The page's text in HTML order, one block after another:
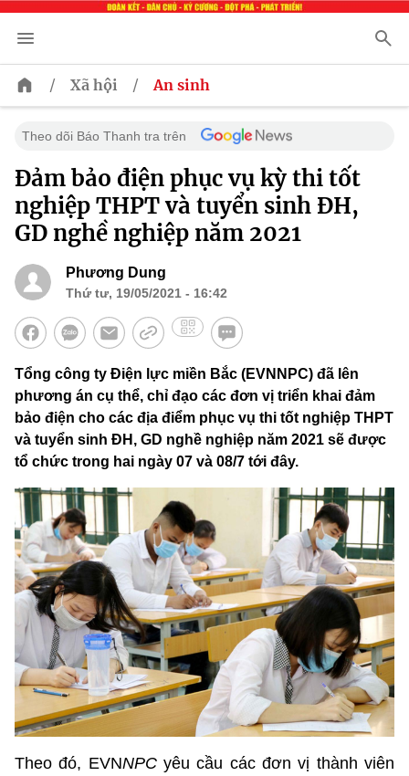
/ Xã hội / An sinh
Theo dõi Báo Thanh tra trên
Đảm bảo điện phục vụ kỳ thi tốt
nghiệp THPT và tuyển sinh ĐH,
GD nghề nghiệp năm 2021
Phương Dung
Thứ tư, 19/05/2021 - 16:42
Tổng công ty Điện lực miền Bắc (EVNNPC) đã lên
phương án cụ thể, chỉ đạo các đơn vị triển khai đảm
bảo điện cho các địa điểm phục vụ thi tốt nghiệp THPT
và tuyển sinh ĐH, GD nghề nghiệp năm 2021 sẽ được
tổ chức trong hai ngày 07 và 08/7 tới đây.
Theo đó, EVNNPCyêu cầu các đơn vị thành viên